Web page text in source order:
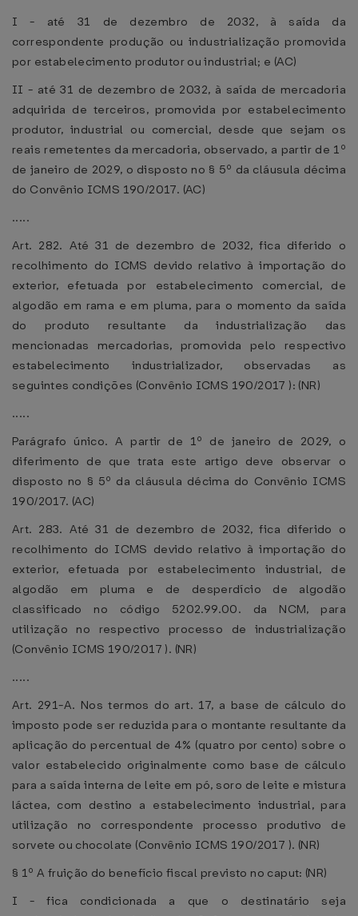
I - até 31 de dezembro de 2032, à saída da
correspondente produção ou industrialização promovida
por estabelecimento produtor ou industrial; e (AC)
II - até 31 de dezembro de 2032, à saída de mercadoria
adquirida de terceiros, promovida por estabelecimento
produtor, industrial ou comercial, desde que sejam os
reais remetentes da mercadoria, observado, a partir de 1º
de janeiro de 2029, o disposto no § 5º da cláusula décima
do Convênio ICMS 190/2017. (AC)
.....
Art. 282. Até 31 de dezembro de 2032, fica diferido o
recolhimento do ICMS devido relativo à importação do
exterior, efetuada por estabelecimento comercial, de
algodão em rama e em pluma, para o momento da saída
do produto resultante da industrialização das
mencionadas mercadorias, promovida pelo respectivo
estabelecimento industrializador, observadas as
seguintes condições (Convênio ICMS 190/2017 ): (NR)
.....
Parágrafo único. A partir de 1º de janeiro de 2029, o
diferimento de que trata este artigo deve observar o
disposto no § 5º da cláusula décima do Convênio ICMS
190/2017. (AC)
Art. 283. Até 31 de dezembro de 2032, fica diferido o
recolhimento do ICMS devido relativo à importação do
exterior, efetuada por estabelecimento industrial, de
algodão em pluma e de desperdício de algodão
classificado no código 5202.99.00. da NCM, para
utilização no respectivo processo de industrialização
(Convênio ICMS 190/2017 ). (NR)
.....
Art. 291-A. Nos termos do art. 17, a base de cálculo do
imposto pode ser reduzida para o montante resultante da
aplicação do percentual de 4% (quatro por cento) sobre o
valor estabelecido originalmente como base de cálculo
para a saída interna de leite em pó, soro de leite e mistura
láctea, com destino a estabelecimento industrial, para
utilização no correspondente processo produtivo de
sorvete ou chocolate (Convênio ICMS 190/2017 ). (NR)
§ 1º A fruição do benefício fiscal previsto no caput: (NR)
I - fica condicionada a que o destinatário seja